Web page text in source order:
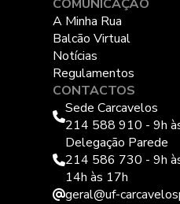
COMUNICAÇÃO
A Minha Rua
Balcão Virtual
Notícias
Regulamentos
CONTACTOS
Sede Carcavelos
214 588 910 - 9h
Delegação Parede
214 586 730 - 9h
14h às 17h
geral@uf-